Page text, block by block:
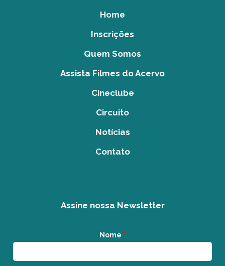
Home
Inscrições
Quem Somos
Assista Filmes do Acervo
Cineclube
Circuito
Notícias
Contato
Assine nossa Newsletter
Nome *